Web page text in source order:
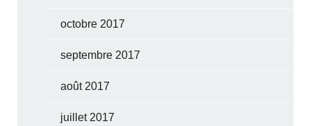
octobre 2017
septembre 2017
août 2017
juillet 2017